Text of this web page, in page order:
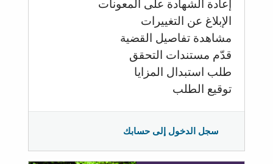
إعادة الشهادة على المعونات
الإبلاغ عن التغييرات
مشاهدة تفاصيل القضية
قدّم مستندات التحقق
طلب استبدال المزايا
توقيع الطلب
سجل الدخول إلى حسابك